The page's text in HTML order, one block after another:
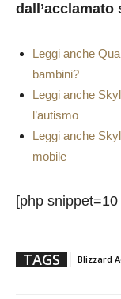
dall’acclamato
Leggi anche
bambini?
Leggi anche
l’autismo
Leggi anche
mobile
[php
TAGS Blizzard